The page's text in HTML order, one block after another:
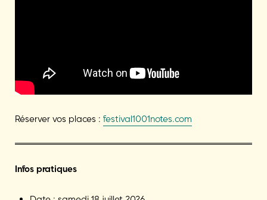
Réserver vos places : festival1001notes.com
Infos pratiques